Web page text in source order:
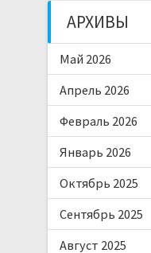
АРХИВЫ
Май 2026
Апрель 2026
Февраль 2026
Январь 2026
Октябрь 2025
Сентябрь 2025
Август 2025